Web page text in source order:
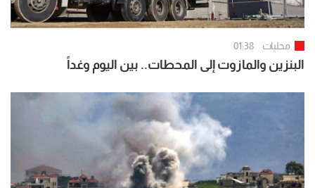
محليات 01:38
البنزين والمازوت إلى المحطات.. بين اليوم وغداً